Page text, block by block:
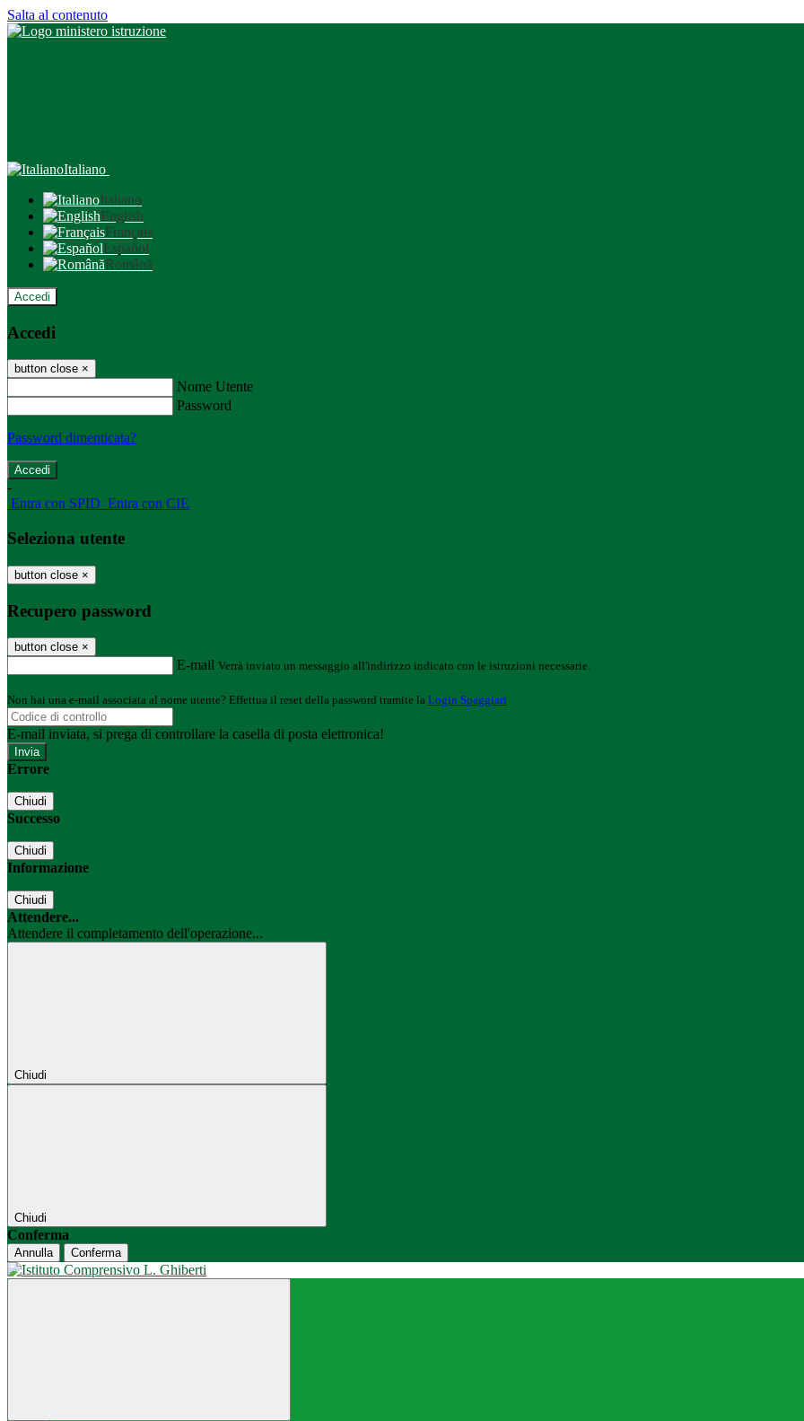
Salta al contenuto
Italiano
Italiano
English
Français
Español
Română
Accedi
Accedi
button close ×
Nome Utente
Password
Password dimenticata?
-
Entra con SPID Entra con CIE
Seleziona utente
button close ×
Recupero password
button close ×
E-mail Verrà inviato un messaggio all'indirizzo indicato con le istruzioni necessarie.
Non hai una e-mail associata al nome utente? Effettua il reset della password tramite la Login Spaggiari
E-mail inviata, si prega di controllare la casella di posta elettronica!
Errore
Chiudi
Successo
Chiudi
Informazione
Chiudi
Attendere...
Attendere il completamento dell'operazione...
Chiudi
Chiudi
Conferma
Annulla Conferma